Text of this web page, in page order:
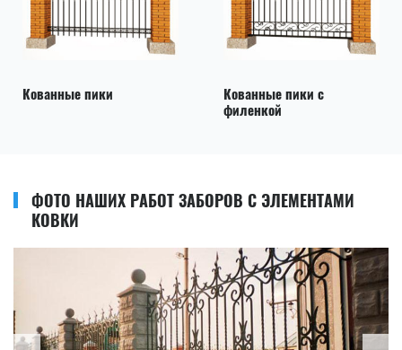
Кованные пики
Кованные пики с
филенкой
ФОТО НАШИХ РАБОТ ЗАБОРОВ С ЭЛЕМЕНТАМИ
КОВКИ